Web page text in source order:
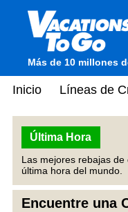
Más de 10 millones
Inicio Líneas de
Última Hora
Las mejores rebajas de
última hora del mundo.
Encuentre una